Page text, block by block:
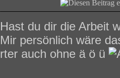
Hast du dir die Arbeit
Mir persönlich wäre
rter auch ohne ä ö ü